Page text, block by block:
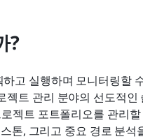
?
고 실행하며 모니터링할
젝트 관리 분야의 선도적
젝트 포트폴리오를 관리
, 그리고 중요 경로 분석